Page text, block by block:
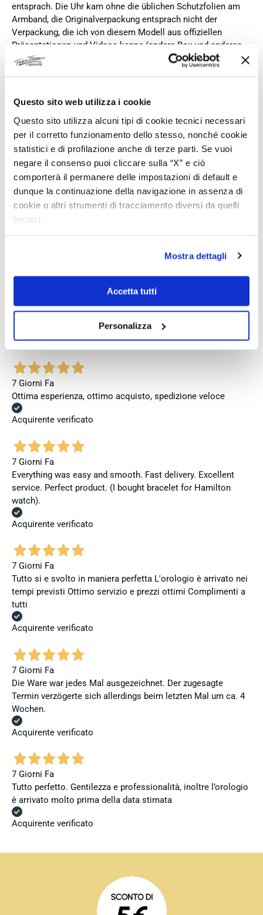
Questo sito web utilizza i cookie
Questo sito utilizza alcuni tipi di cookie tecnici necessari
per il corretto funzionamento dello stesso, nonché cookie
statistici e di profilazione anche di terze parti. Se vuoi
negare il consenso puoi cliccare sulla “X” e ciò
comporterà il permanere delle impostazioni di default e
dunque la continuazione della navigazione in assenza di
cookie o altri strumenti di tracciamento diversi da quelli
tecnici.
Se vuoi saperne di più consulta laprivacy policye la
Mostra dettagli
Accetta tutti
Personalizza
entsprach. Die Uhr kam ohne die üblichen Schutzfolien am
Armband, die Originalverpackung entsprach nicht der
Verpackung, die ich von diesem Modell aus offiziellen
Präsentationen und Videos kenne (andere Box und anderes
Uhrenkissen), und auch die Seiko-Hangtags mit
Modellinformationen fehlten. Die Uhr selbst ist in neuem
hätte ich bei einer hochwertigen Uhr dieser Preisklasse
erwartet, dass sie mit der vollständigen Originalpräsentation
geliefert wird. Insgesamt empfehle ich den Händler aufgrund
des guten Preises und der seriösen Abwicklung, hoffe
jedoch, dass bei zukünftigen Bestellungen mehr Wert auf
eine vollständige und originale Präsentation gelegt wird.
Acquirente verificato
5 Giorni Fa
Acquirente verificato
7 Giorni Fa
Ottima esperienza, ottimo acquisto, spedizione veloce
Acquirente verificato
7 Giorni Fa
Everything was easy and smooth. Fast delivery. Excellent
service. Perfect product. (I bought bracelet for Hamilton
watch).
Acquirente verificato
7 Giorni Fa
Tutto si e svolto in maniera perfetta L'orologio è arrivato nei
tempi previsti Ottimo servizio e prezzi ottimi Complimenti a
tutti
Acquirente verificato
7 Giorni Fa
Die Ware war jedes Mal ausgezeichnet. Der zugesagte
Termin verzögerte sich allerdings beim letzten Mal um ca. 4
Wochen.
Acquirente verificato
7 Giorni Fa
Tutto perfetto. Gentilezza e professionalità, inoltre l’orologio
è arrivato molto prima della data stimata
Acquirente verificato